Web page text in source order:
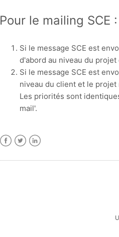
Pour le mailing SCE :
Si le message SCE est
d'abord au niveau du
Si le message SCE est
niveau du client et le projet
Les priorités sont
mail'.